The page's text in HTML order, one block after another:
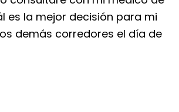
es la mejor decisión para mi
demás corredores el día de